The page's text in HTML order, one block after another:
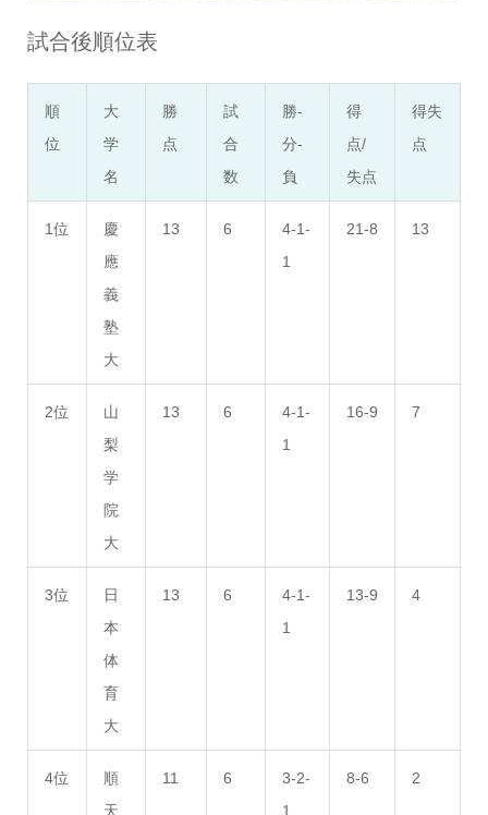
試合後順位表
順
位
大
学
名
勝
点
試
合
数
勝-
分-
負
得
点/
失点
得失
点
1位
慶
應
義
塾
大
13 6
4-1-
1
21-8 13
2位
山
梨
学
院
大
13 6
4-1-
1
16-9 7
3位
日
本
体
育
大
13 6
4-1-
1
13-9 4
4位
順
天
11 6
3-2-
1
8-6 2